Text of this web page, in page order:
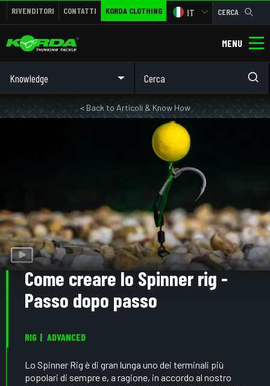
RIVENDITORI CONTATTI KORDA CLOTHING IT CERCA
MENU
Knowledge
< Back to Articoli & Know How
Come creare lo Spinner rig -
Passo dopo passo
RIG ADVANCED
Lo Spinner Rig è di gran lunga uno dei terminali più
popolari di sempre e, a ragione, in accordo al nostro